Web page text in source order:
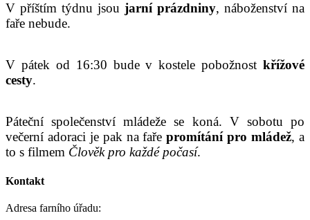
V příštím týdnu jsou jarní prázdniny, náboženství na
faře nebude.
V pátek od 16:30 bude v kostele pobožnost křížové
cesty.
Páteční společenství mládeže se koná. V sobotu po
večerní adoraci je pak na fařepromítání pro mládež, a
to s filmem Člověk pro každé počasí.
Kontakt
Adresa farního úřadu: